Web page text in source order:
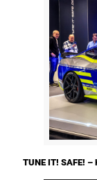
TUNE IT! SAFE!